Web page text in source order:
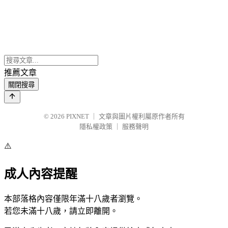
推薦文章
關閉搜尋
© 2026 PIXNET
文章與圖片權利屬原作者所有
隱私權政策
服務聲明
⚠️
成人內容提醒
本部落格內容僅限年滿十八歲者瀏覽。
若您未滿十八歲，請立即離開。